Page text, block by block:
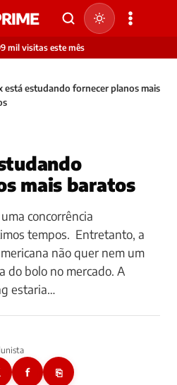
mil visitas este mês
está estudando fornecer planos mais
mais baratos
concorrência
tempos. Entretanto, a
não quer nem um
do bolo no mercado. A
estaria…
f ⎘